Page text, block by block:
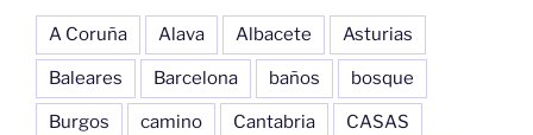
A Coruña Alava Albacete Asturias
Baleares Barcelona baños bosque
Burgos camino Cantabria CASAS